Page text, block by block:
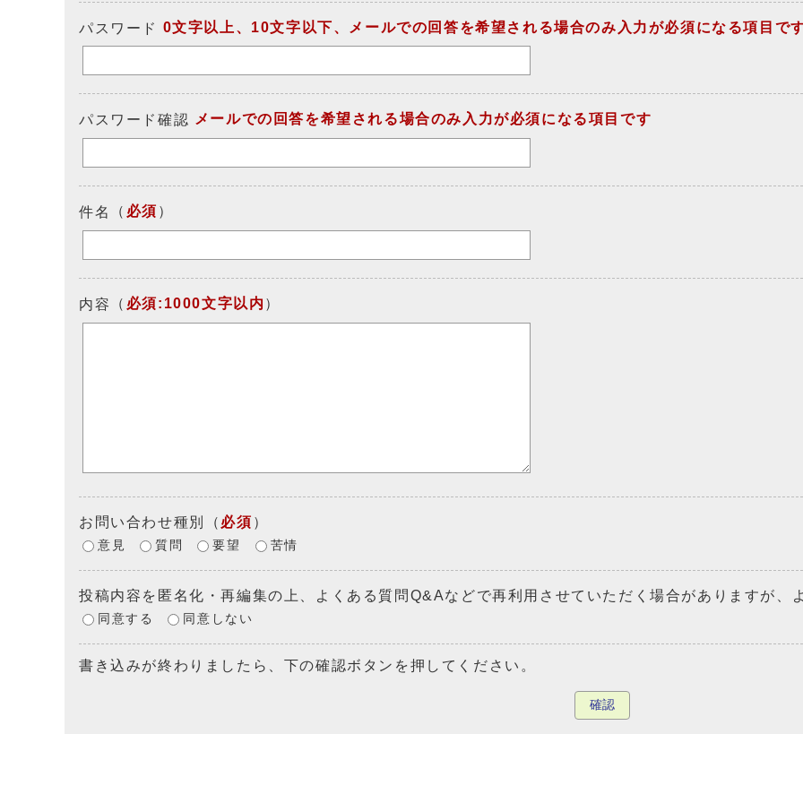
パスワード 0文字以上、10文字以下、メールでの回答を希望される場合のみ入力が必須になる項目で
パスワード確認 メールでの回答を希望される場合のみ入力が必須になる項目です
件名 （ 必須 ）
内容 （ 必須:1000文字以内 ）
お問い合わせ種別 （ 必須 ）
意見 質問 要望 苦情
投稿内容を匿名化・再編集の上、よくある質問Q&Aなどで再利用させていただく場合がありますが、
同意する 同意しない
書き込みが終わりましたら、下の確認ボタンを押してください。
確認